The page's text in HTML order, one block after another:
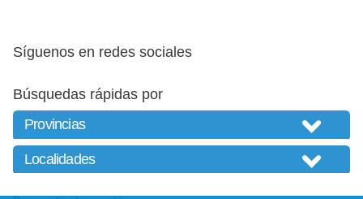
Síguenos en redes sociales
Búsquedas rápidas por